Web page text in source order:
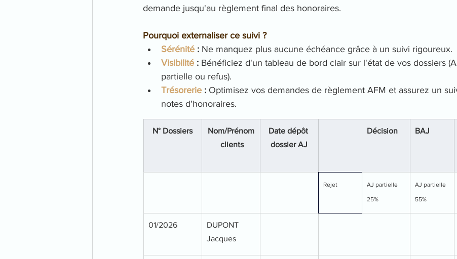
demande jusqu'au règlement final des honoraires.
Pourquoi externaliser ce suivi ?
Sérénité : Ne manquez plus aucune échéance grâce à un suivi rigoureux.
Visibilité : Bénéficiez d'un tableau de bord clair sur l'état de vos dossiers
partielle ou refus).
Trésorerie : Optimisez vos demandes de règlement AFM et assurez un
notes d'honoraires.
N° Dossiers
Nom/Prénom
clients
Date dépôt
dossier AJ
Décision BAJ
Rejet AJ partielle
25%
AJ partielle
55%
01/2026
DUPONT
Jacques